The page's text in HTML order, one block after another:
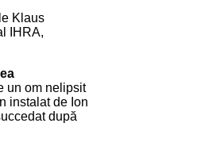
Klaus
IHRA,
un om nelipsit
instalat de Ion
după